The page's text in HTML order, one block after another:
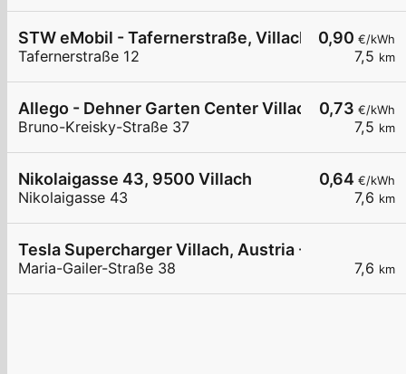
0,90 €/kWh
7,5 km
STW eMobil - Tafernerstraße, Villach Säule 1
Tafernerstraße 12
0,73 €/kWh
7,5 km
Allego - Dehner Garten Center Villach
Bruno-Kreisky-Straße 37
0,64 €/kWh
7,6 km
Nikolaigasse 43, 9500 Villach
Nikolaigasse 43
7,6 km
Tesla Supercharger Villach, Austria - Maria-
Maria-Gailer-Straße 38